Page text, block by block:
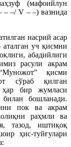
(мафоийлун
–/ V – –) вазнида
насрий асар
уч қисмни
абадийлиги
расули акрам
қисми
сўраб қилган
ҳар бир жумласи
бошланади.
пок ва акрам
раҳмли ва
тазод, иштиқоқ
ҳис-туйғулари